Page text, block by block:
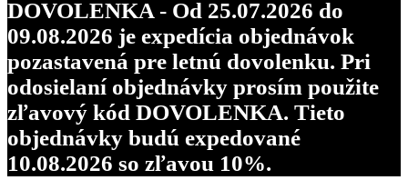
DOVOLENKA - Od 25.07.2026 do
09.08.2026 je expedícia objednávok
pozastavená pre letnú dovolenku. Pri
odosielaní objednávky prosím použite
zľavový kód DOVOLENKA. Tieto
objednávky budú expedované
10.08.2026 so zľavou 10%.